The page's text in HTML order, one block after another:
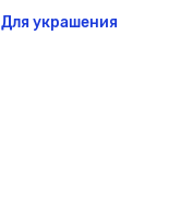
Для украшения